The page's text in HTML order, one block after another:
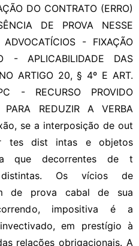
DO CONTRATO (ERRO)
DE PROVA NESSE
- FIXAÇÃO
- APLICABILIDADE DAS
ARTIGO 20, § 4º E ART.
RECURSO PROVIDO
PARA REDUZIR A VERBA
se a interposição de out
tes dist intas e objetos
que decorrentes de t
Os vícios de
de prova cabal de sua
impositiva é a
em prestígio à
relações obrigacionais. A